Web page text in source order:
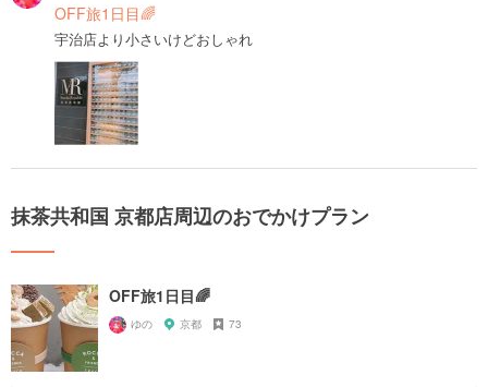
OFF旅1日目🌈
宇治店より小さいけどおしゃれ
抹茶共和国 京都店周辺のおでかけプラン
OFF旅1日目🌈
ゆの 京都 73